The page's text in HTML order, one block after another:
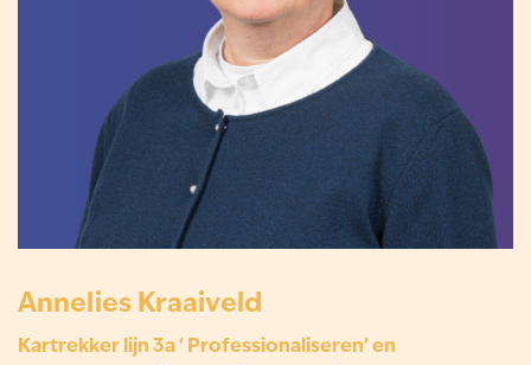
Annelies Kraaiveld
Kartrekker lijn 3a ‘ Professionaliseren’ en